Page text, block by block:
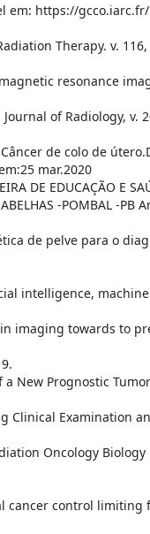
em: https://gcco.iarc.fr/
Therapy. v.
resonance
of Radiology, v.
de colo de
mar.2020
DE EDUCAÇÃO E
ABELHAS -POMBAL -PB
de pelve para o
intelligence,
imaging towards to
a New Prognostic
Clinical Examination
Oncology Biology
cancer control